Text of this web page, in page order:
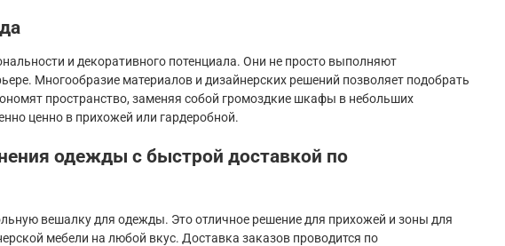
и декоративного потенциала. Они не просто выполняют
Многообразие материалов и дизайнерских решений позволяет подобрать
пространство, заменяя собой громоздкие шкафы в небольших
ценно в прихожей или гардеробной.
одежды с быстрой доставкой по
вешалку для одежды. Это отличное решение для прихожей и зоны для
мебели на любой вкус. Доставка заказов проводится по